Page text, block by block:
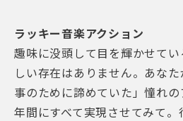
ラッキー音楽アクション
趣味に没頭して目を輝かせて
しい存在はありません。あな
事のために諦めていた」憧れ
年間にすべて実現させてみて